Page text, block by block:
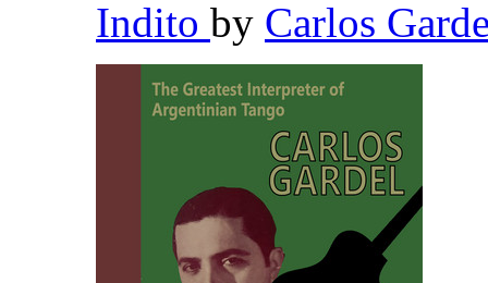
Indito by Carlos